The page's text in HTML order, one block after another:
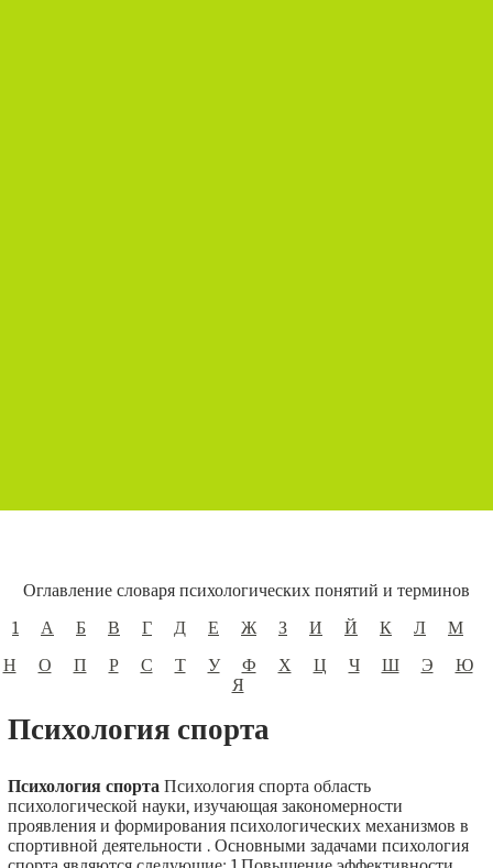
Оглавление словаря психологических понятий и терминов
1
А Б В Г Д Е Ж З И Й К Л
М
Н
О П Р С Т У Ф Х Ц Ч Ш Э
Ю
Я
Психология спорта
Психология спортаПсихология спорта область
психологической науки, изучающая закономерности
проявления и формирования психологических механизмов в
спортивной деятельности . Основными задачами психология